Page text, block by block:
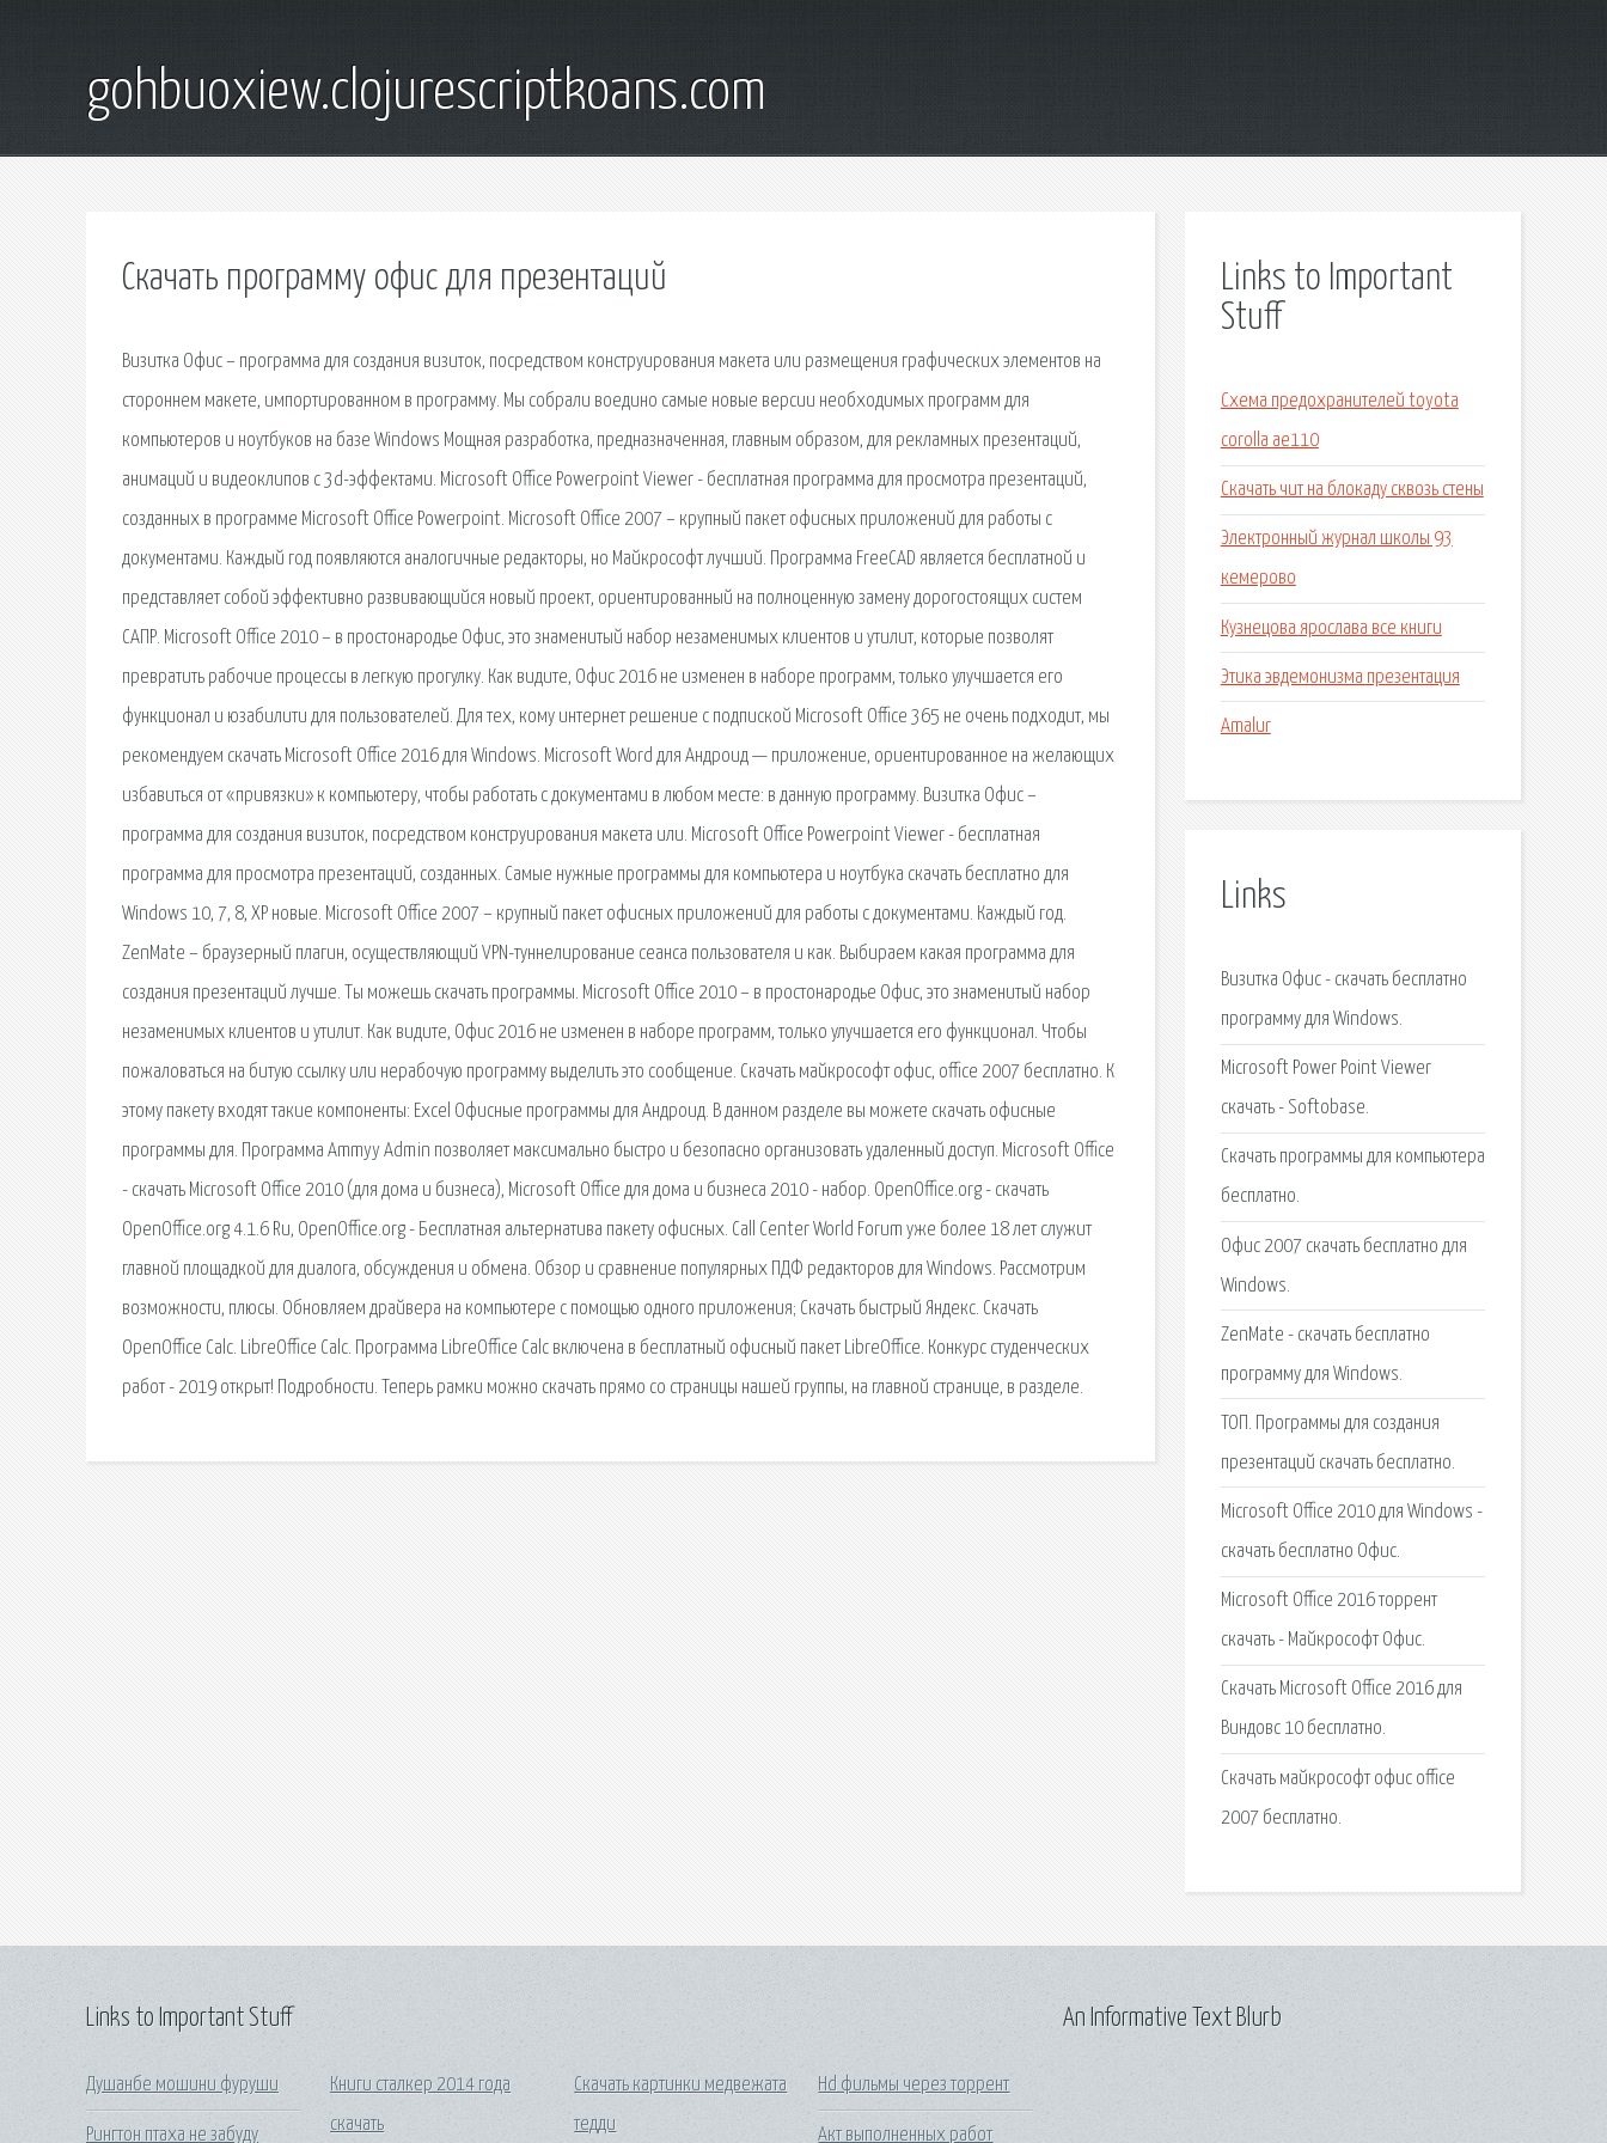
gohbuoxiew.clojurescriptkoans.com
Скачать программу офис для презентаций
Визитка Офис – программа для создания визиток, посредством конструирования макета или размещения графических элементов на
стороннем макете, импортированном в программу. Мы собрали воедино самые новые версии необходимых программ для
компьютеров и ноутбуков на базе Windows Мощная разработка, предназначенная, главным образом, для рекламных презентаций,
анимаций и видеоклипов с 3d-эффектами. Microsoft Office Powerpoint Viewer - бесплатная программа для просмотра презентаций,
созданных в программе Microsoft Office Powerpoint. Microsoft Office 2007 – крупный пакет офисных приложений для работы с
документами. Каждый год появляются аналогичные редакторы, но Майкрософт лучший. Программа FreeCAD является бесплатной и
представляет собой эффективно развивающийся новый проект, ориентированный на полноценную замену дорогостоящих систем
САПР. Microsoft Office 2010 – в простонародье Офис, это знаменитый набор незаменимых клиентов и утилит, которые позволят
превратить рабочие процессы в легкую прогулку. Как видите, Офис 2016 не изменен в наборе программ, только улучшается его
функционал и юзабилити для пользователей. Для тех, кому интернет решение с подпиской Microsoft Office 365 не очень подходит, мы
рекомендуем скачать Microsoft Office 2016 для Windows. Microsoft Word для Андроид — приложение, ориентированное на желающих
избавиться от «привязки» к компьютеру, чтобы работать с документами в любом месте: в данную программу. Визитка Офис –
программа для создания визиток, посредством конструирования макета или. Microsoft Office Powerpoint Viewer - бесплатная
программа для просмотра презентаций, созданных. Самые нужные программы для компьютера и ноутбука скачать бесплатно для
Windows 10, 7, 8, XP новые. Microsoft Office 2007 – крупный пакет офисных приложений для работы с документами. Каждый год.
ZenMate – браузерный плагин, осуществляющий VPN-туннелирование сеанса пользователя и как. Выбираем какая программа для
создания презентаций лучше. Ты можешь скачать программы. Microsoft Office 2010 – в простонародье Офис, это знаменитый набор
незаменимых клиентов и утилит. Как видите, Офис 2016 не изменен в наборе программ, только улучшается его функционал. Чтобы
пожаловаться на битую ссылку или нерабочую программу выделить это сообщение. Скачать майкрософт офис, office 2007 бесплатно. К
этому пакету входят такие компоненты: Excel Офисные программы для Андроид. В данном разделе вы можете скачать офисные
программы для. Программа Ammyy Admin позволяет максимально быстро и безопасно организовать удаленный доступ. Microsoft Office
- скачать Microsoft Office 2010 (для дома и бизнеса), Microsoft Office для дома и бизнеса 2010 - набор. OpenOffice.org - скачать
OpenOffice.org 4.1.6 Ru, OpenOffice.org - Бесплатная альтернатива пакету офисных. Call Center World Forum уже более 18 лет служит
главной площадкой для диалога, обсуждения и обмена. Обзор и сравнение популярных ПДФ редакторов для Windows. Рассмотрим
возможности, плюсы. Обновляем драйвера на компьютере с помощью одного приложения; Скачать быстрый Яндекс. Скачать
OpenOffice Calc. LibreOffice Calc. Программа LibreOffice Calc включена в бесплатный офисный пакет LibreOffice. Конкурс студенческих
работ - 2019 открыт! Подробности. Теперь рамки можно скачать прямо со страницы нашей группы, на главной странице, в разделе.
Links to Important
Stuff
Схема предохранителей toyota
corolla ae110
Скачать чит на блокаду сквозь стены
Электронный журнал школы 93
кемерово
Кузнецова ярослава все книги
Этика эвдемонизма презентация
Amalur
Links
Визитка Офис - скачать бесплатно
программу для Windows.
Microsoft Power Point Viewer
скачать - Softobase.
Скачать программы для компьютера
бесплатно.
Офис 2007 скачать бесплатно для
Windows.
ZenMate - скачать бесплатно
программу для Windows.
ТОП. Программы для создания
презентаций скачать бесплатно.
Microsoft Office 2010 для Windows -
скачать бесплатно Офис.
Microsoft Office 2016 торрент
скачать - Майкрософт Офис.
Скачать Microsoft Office 2016 для
Виндовс 10 бесплатно.
Скачать майкрософт офис office
2007 бесплатно.
Links to Important Stuff
Душанбе мошини фуруши
Рингтон птаха не забуду
Книги сталкер 2014 года
скачать
Скачать картинки медвежата
тедди
Hd фильмы через торрент
Акт выполненных работ
An Informative Text Blurb